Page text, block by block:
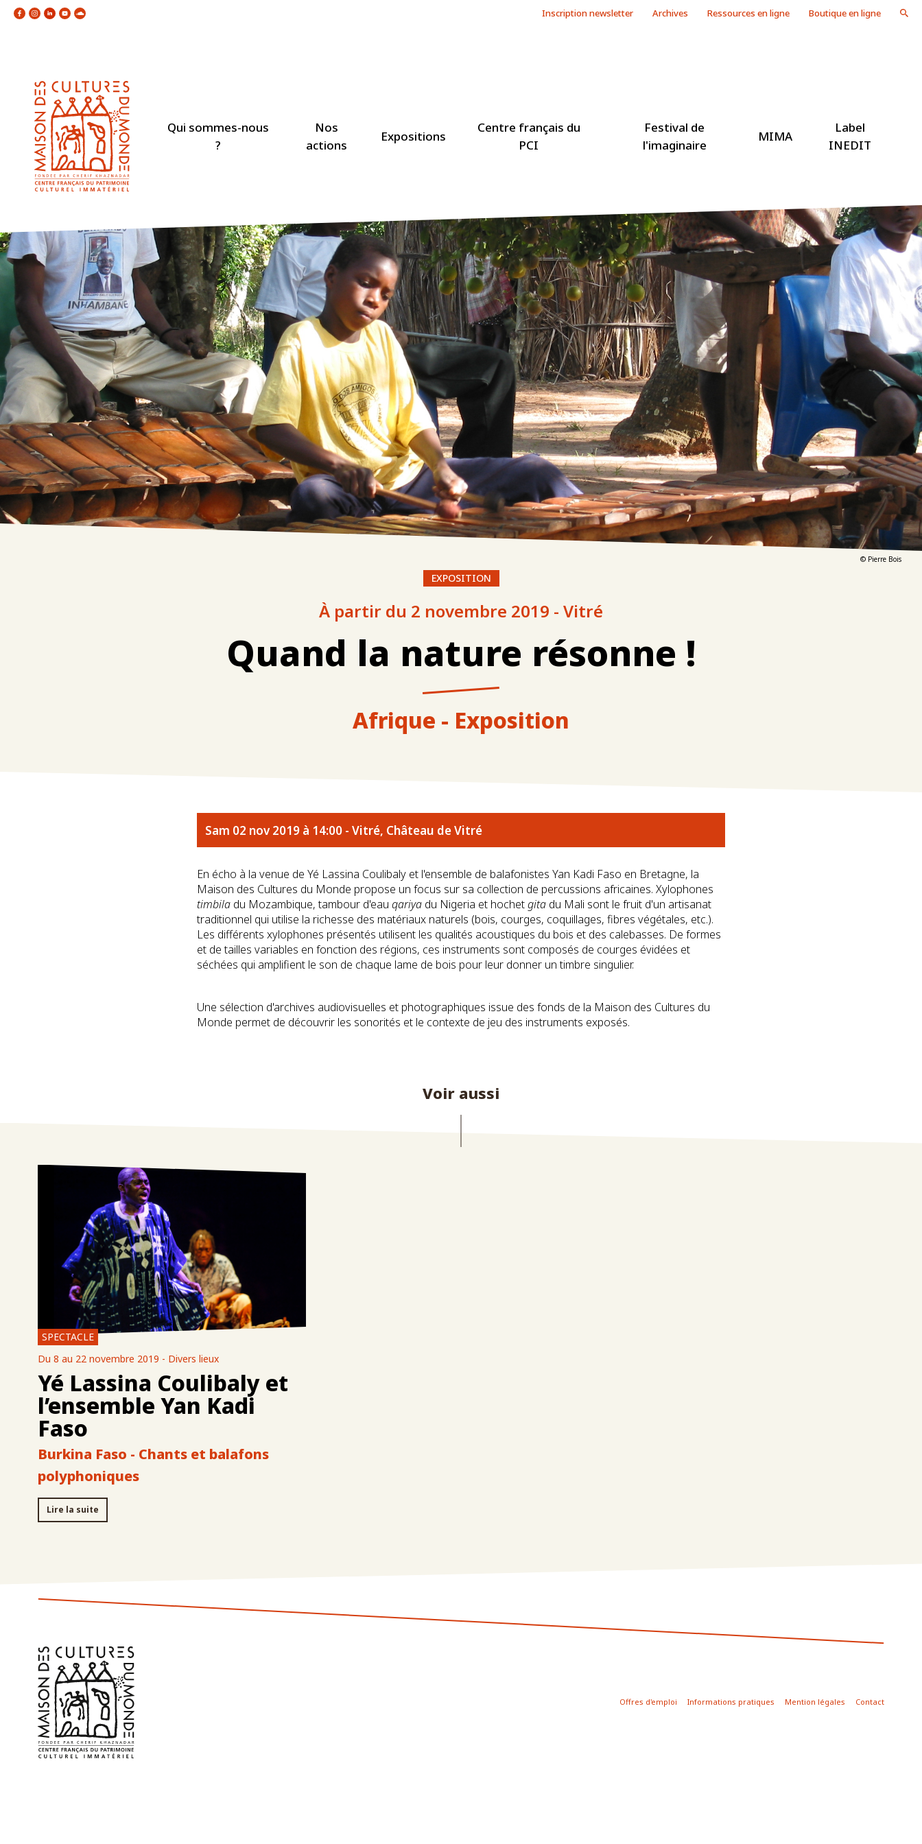
Inscription newsletter Archives Ressources en ligne Boutique en ligne
Qui sommes-nous
?
Nos
actions
Expositions
Centre français du
PCI
Festival de
l'imaginaire
MIMA
Label
INEDIT
© Pierre Bois
EXPOSITION
À partir du 2 novembre 2019 - Vitré
Quand la nature résonne !
Afrique - Exposition
Sam 02 nov 2019 à 14:00 - Vitré, Château de Vitré
En écho à la venue de Yé Lassina Coulibaly et l'ensemble de balafonistes Yan Kadi Faso en Bretagne, la
Maison des Cultures du Monde propose un focus sur sa collection de percussions africaines. Xylophones
timbila du Mozambique, tambour d'eau qariya du Nigeria et hochetgita du Mali sont le fruit d'un artisanat
traditionnel qui utilise la richesse des matériaux naturels (bois, courges, coquillages, fibres végétales, etc.).
Les différents xylophones présentés utilisent les qualités acoustiques du bois et des calebasses. De formes
et de tailles variables en fonction des régions, ces instruments sont composés de courges évidées et
séchées qui amplifient le son de chaque lame de bois pour leur donner un timbre singulier.
Une sélection d'archives audiovisuelles et photographiques issue des fonds de la Maison des Cultures du
Monde permet de découvrir les sonorités et le contexte de jeu des instruments exposés.
Voir aussi
SPECTACLE
Du 8 au 22 novembre 2019 - Divers lieux
Yé Lassina Coulibaly et
l’ensemble Yan Kadi
Faso
Burkina Faso - Chants et balafons
polyphoniques
Lire la suite
Offres d'emploi Informations pratiques Mention légales Contact